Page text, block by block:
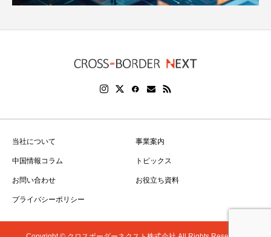
当社について 事業案内
中国情報コラム トピックス
お問い合わせ お役立ち資料
プライバシーポリシー